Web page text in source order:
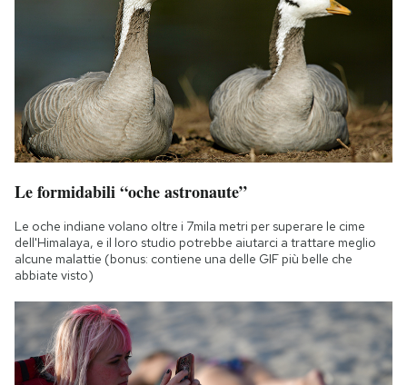
Le formidabili “oche astronaute”
Le oche indiane volano oltre i 7mila metri per superare le cime
dell'Himalaya, e il loro studio potrebbe aiutarci a trattare meglio
alcune malattie (bonus: contiene una delle GIF più belle che
abbiate visto)